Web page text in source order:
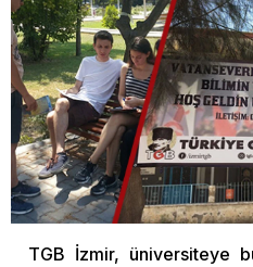
TGB İzmir, üniversiteye